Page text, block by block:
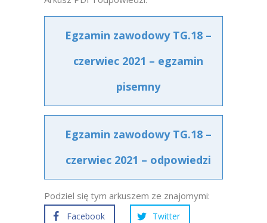
Egzamin zawodowy TG.18 –
czerwiec 2021 – egzamin
pisemny
Egzamin zawodowy TG.18 –
czerwiec 2021 – odpowiedzi
Podziel się tym arkuszem ze znajomymi:
Facebook Twitter